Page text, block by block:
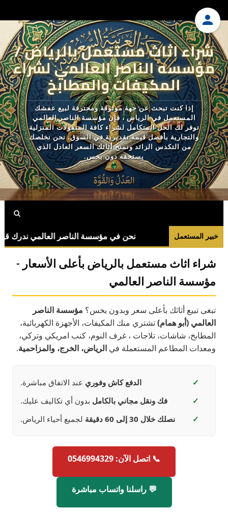
شراء اثاث مستعمل بالرياض /
مؤسسه الناصر العالمي لشراء
المكيفات والمطابخ
إذا كنت تبحث عن جهة موثوقة ومحترفة لبيع عفشك
المستعمل في الرياض ، فإن مؤسسة الناصر العالمي
توفر لك الحل المتكامل لشراء كافة المنقولات المنزلية
والتجارية بأفضل قيمة تقديرية في السوق. نحن نخلصك
من التكدس الزائد ونمنح أثاثك السعر العادل الذي
يستحقه دون بخس.
خبير المستعمل
شراء اثاث مستعمل بالرياض بأعلى الأسعار -
مؤسسة الناصر العالمي
تبغى تبيع أثاثك بأعلى سعر وبدون بخس؟ مؤسسة الناصر
العالمي (أبو همام)تشتري منك المكيفات، الأجهزة الكهربائية،
المطابخ، شاشات، تلاجات ، غرف النوم، كنب امريكي وتركي،
ومعدات المطاعم المستعملة في الرياض، الخرج، والمزاحمية.
✓ الدفع كاش وفوري عند الاتفاق مباشرة.
✓
فك ونقل مجاني بالكامل بدون أي تكاليف عليك.
✓
نصلك خلال 30 إلى 60 دقيقة لجميع أحياء الرياض.
📞 اتصل الآن: 0546994329
💬 راسلنا واتساب مباشرة